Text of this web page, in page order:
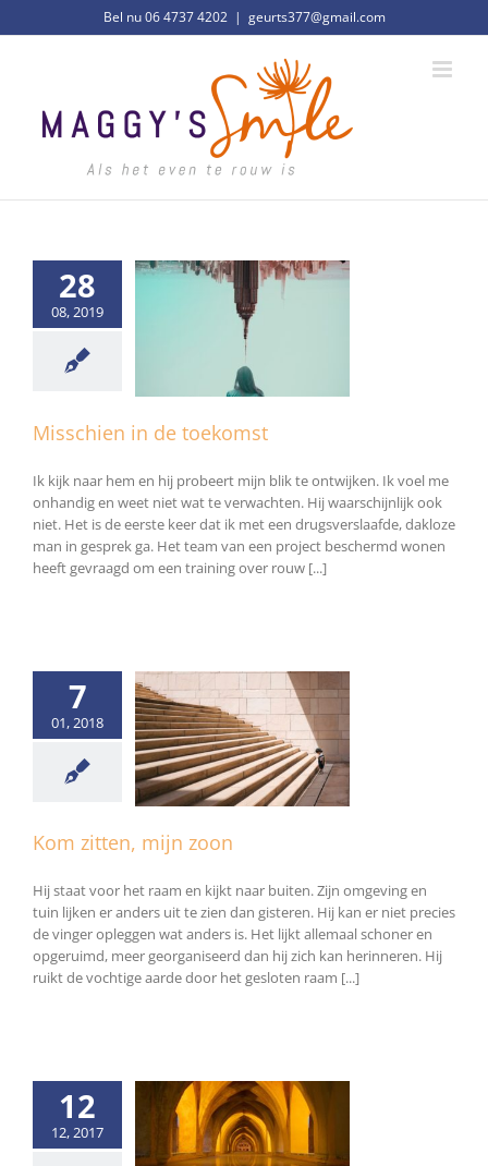
naar
Bel nu 06 4737 4202 | geurts377@gmail.com
28
08, 2019
Misschien in de toekomst
Ik kijk naar hem en hij probeert mijn blik te ontwijken. Ik voel me
onhandig en weet niet wat te verwachten. Hij waarschijnlijk ook
niet. Het is de eerste keer dat ik met een drugsverslaafde, dakloze
man in gesprek ga. Het team van een project beschermd wonen
heeft gevraagd om een training over rouw [...]
7
01, 2018
Kom zitten, mijn zoon
Hij staat voor het raam en kijkt naar buiten. Zijn omgeving en
tuin lijken er anders uit te zien dan gisteren. Hij kan er niet precies
de vinger opleggen wat anders is. Het lijkt allemaal schoner en
opgeruimd, meer georganiseerd dan hij zich kan herinneren. Hij
ruikt de vochtige aarde door het gesloten raam [...]
12
12, 2017
et la volonté